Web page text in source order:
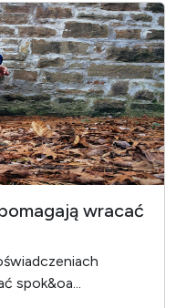
wracać
spok&oa...